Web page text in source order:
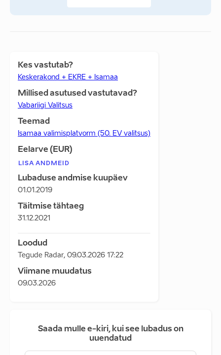
Kes vastutab?
Keskerakond + EKRE + Isamaa
Millised asutused vastutavad?
Vabariigi Valitsus
Teemad
Isamaa valimisplatvorm (50. EV valitsus)
Eelarve (EUR)
LISA ANDMEID
Lubaduse andmise kuupäev
01.01.2019
Täitmise tähtaeg
31.12.2021
Loodud
Tegude Radar, 09.03.2026 17:22
Viimane muudatus
09.03.2026
Saada mulle e-kiri, kui see lubadus on
uuendatud